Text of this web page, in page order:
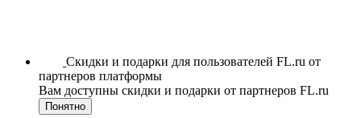
Скидки и подарки для пользователей FL.ru от
партнеров платформы
Вам доступны скидки и подарки от партнеров FL.ru
Понятно